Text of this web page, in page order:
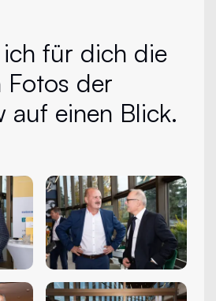
für dich die
Fotos der
auf einen Blick.